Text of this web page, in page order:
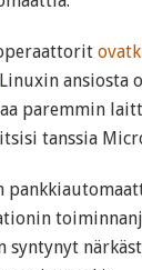
ansiosta
paremmin
tanssia
syntynyt